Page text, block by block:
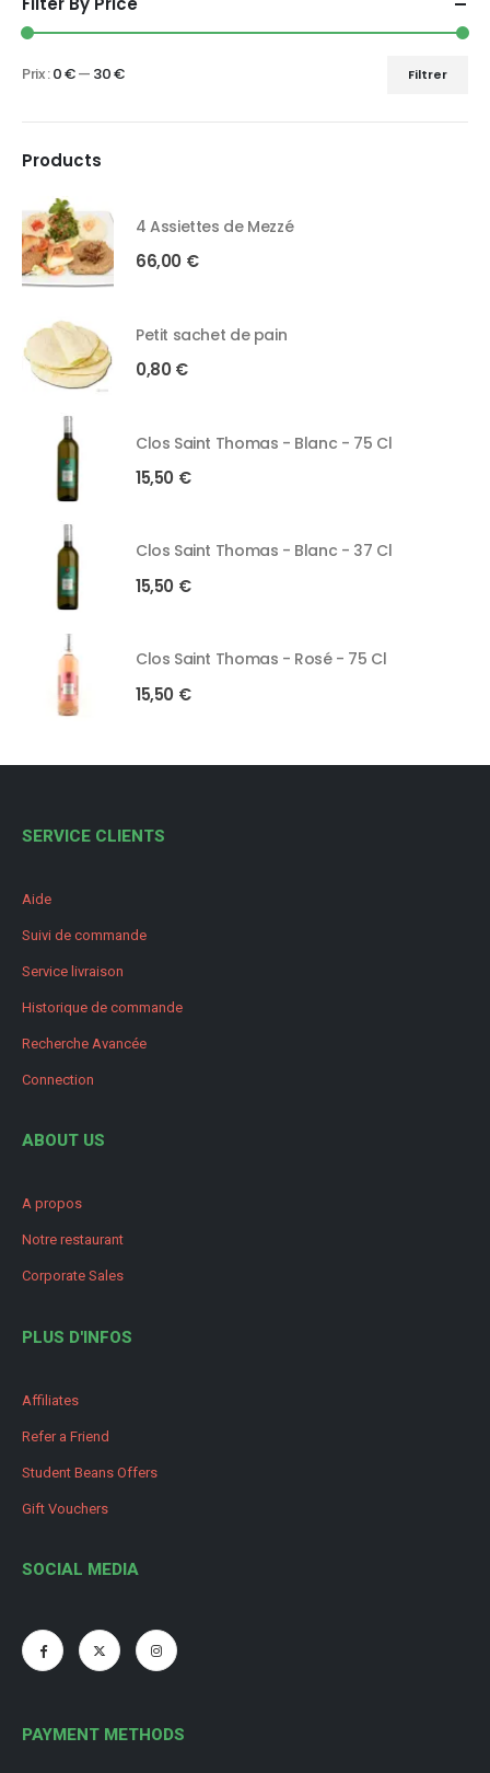
Filtrer
Prix :0 €— 30 €
Products
4 Assiettes de Mezzé
66,00 €
Petit sachet de pain
0,80 €
Clos Saint Thomas - Blanc - 75 Cl
15,50 €
Clos Saint Thomas - Blanc - 37 Cl
15,50 €
Clos Saint Thomas - Rosé - 75 Cl
15,50 €
SERVICE CLIENTS
Aide
Suivi de commande
Service livraison
Historique de commande
Recherche Avancée
Connection
ABOUT US
A propos
Notre restaurant
Corporate Sales
PLUS D'INFOS
Affiliates
Refer a Friend
Student Beans Offers
Gift Vouchers
SOCIAL MEDIA
PAYMENT METHODS